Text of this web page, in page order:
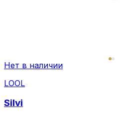
Нет в наличии
LOOL
Silvi